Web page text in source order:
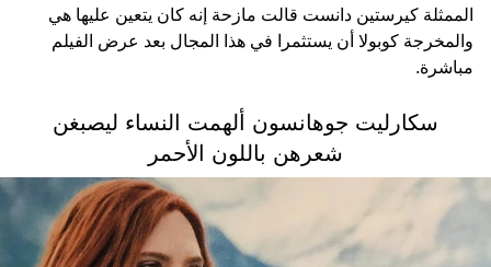
الممثلة كيرستين دانست قالت مازحة إنه كان يتعين عليها هي
والمخرجة كوبولا أن يستثمرا في هذا المجال بعد عرض الفيلم
مباشرة.
سكارليت جوهانسون ألهمت النساء ليصبغن
شعرهن باللون الأحمر